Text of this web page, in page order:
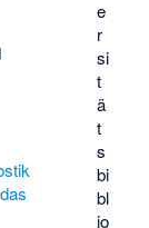
e
r
si
t
ä
t
s
bi
bl
io